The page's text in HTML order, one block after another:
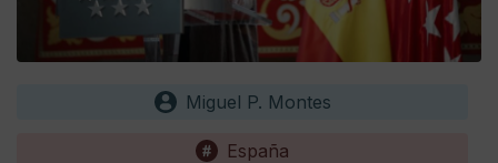
Miguel P. Montes
España